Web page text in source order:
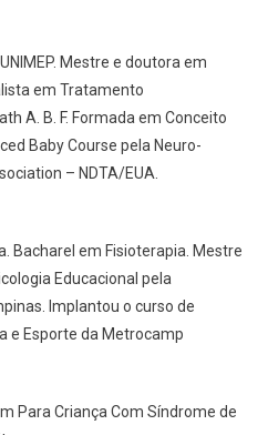
Mestre e doutora em
em Tratamento
A. B. F. Formada em Conceito
Baby Course pela Neuro-
– NDTA/EUA.
Bacharel em Fisioterapia. Mestre
Educacional pela
Implantou o curso de
e Esporte da Metrocamp
Para Criança Com Síndrome de